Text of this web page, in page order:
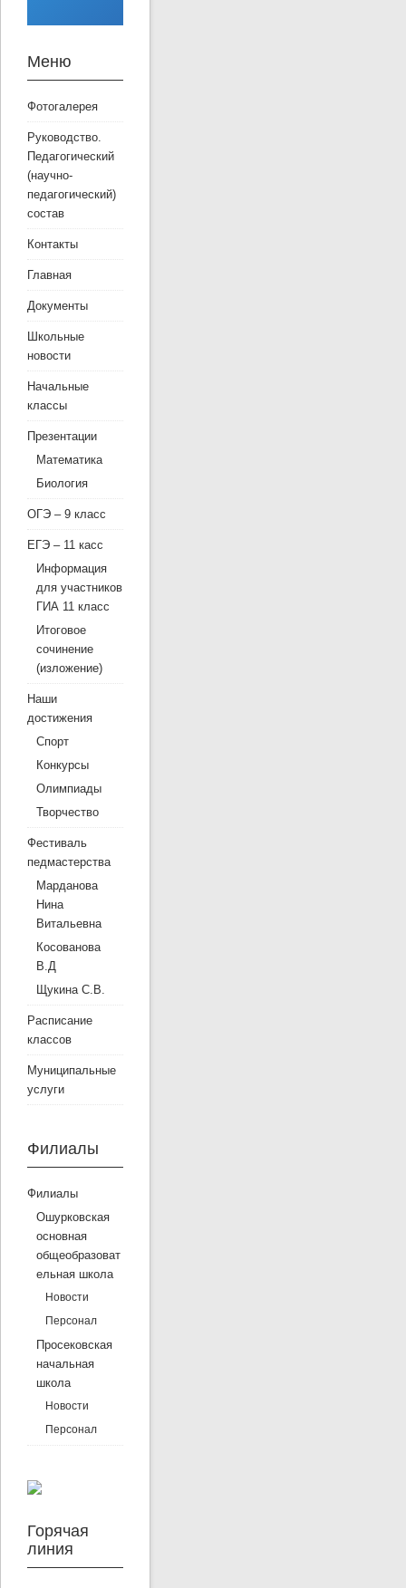
Меню
Фотогалерея
Руководство.
Педагогический
(научно-
педагогический)
состав
Контакты
Главная
Документы
Школьные
новости
Начальные
классы
Презентации
Математика
Биология
ОГЭ – 9 класс
ЕГЭ – 11 касс
Информация
для участников
ГИА 11 класс
Итоговое
сочинение
(изложение)
Наши
достижения
Спорт
Конкурсы
Олимпиады
Творчество
Фестиваль
педмастерства
Марданова
Нина
Витальевна
Косованова
В.Д
Щукина С.В.
Расписание
классов
Муниципальные
услуги
Филиалы
Филиалы
Ошурковская
основная
общеобразоват
ельная школа
Новости
Персонал
Просековская
начальная
школа
Новости
Персонал
Горячая
линия